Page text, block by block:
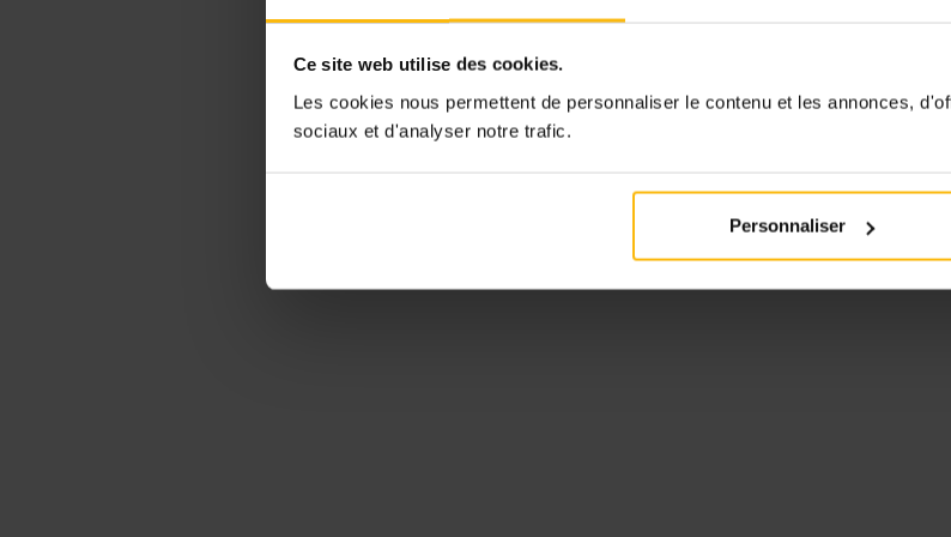
Ce site web utilise des cookies.
Les cookies nous permettent de personnaliser le contenu et les annonces,
sociaux et d'analyser notre trafic.
Personnaliser